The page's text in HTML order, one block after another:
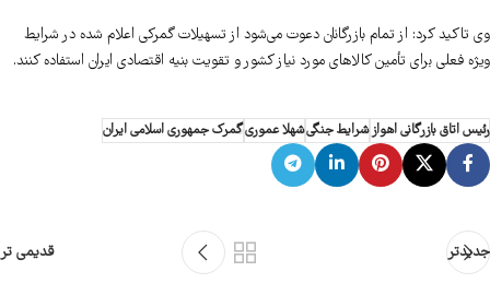
وی تاکید کرد: از تمام بازرگانان دعوت می‌شود از تسهیلات گمرکی اعلام شده در شرایط
ویژه فعلی برای تأمین کالاهای مورد نیاز کشور و تقویت بنیه اقتصادی ایران استفاده کنند.
رئیس اتاق بازرگانی اهوازشرایط جنگیشهلا عموریگمرک جمهوری اسلامی ایران
جدیدتر قدیمی تر